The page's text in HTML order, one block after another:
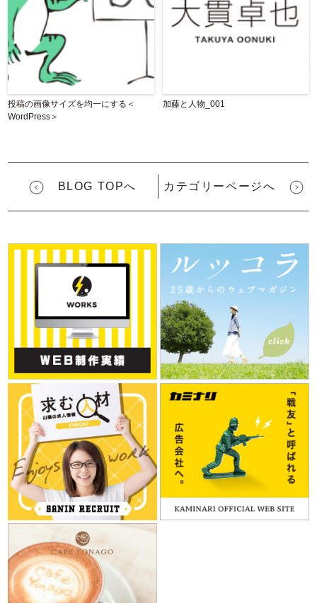
投稿の画像サイズを均一にする＜
WordPress＞
加藤と人物_001
BLOG TOPへ カテゴリーページへ